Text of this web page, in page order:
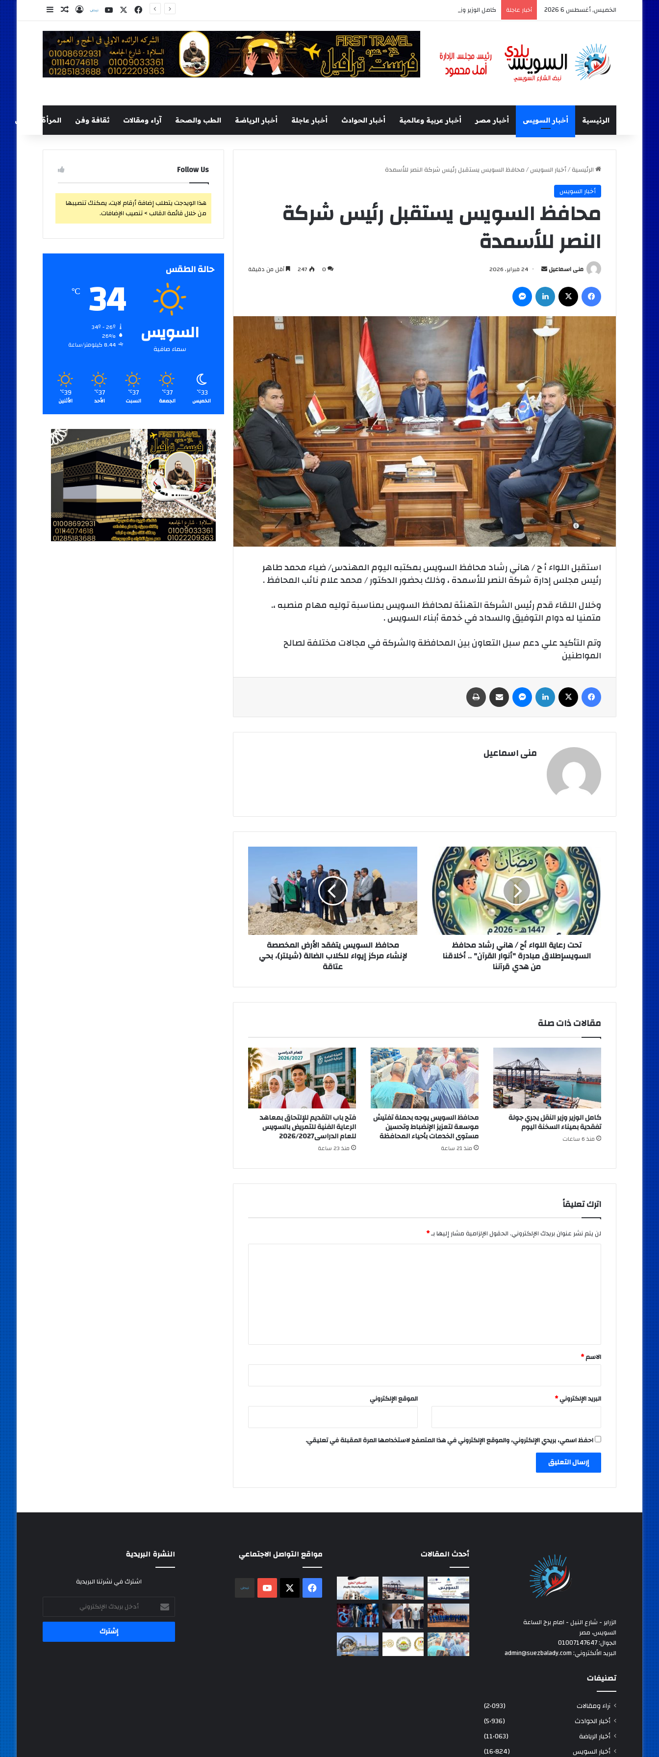
الخميس, أغسطس 6 2026 أخبار عاجلة كامل الوزير وزير النقل يجري جولة تفقدية بميناء السخنة اليوم فيسبوك
‫X
‫YouTube
نلضتسجيل الدخول
مقال عشوائي
إضافة عمود
الرئيسية أخبار السويس أخبار مصر أخبار عربية وعالمية أخبار الحوادث أخبار عاجلة أخبار الرياضة الطب والصحة آراء ومقالات ثقافة وفن المرأة والطفل
الرئيسية/أخبار السويس/محافظ السويس يستقبل رئيس شركة النصر للأسمدة
أخبار السويس
محافظ السويس يستقبل رئيس شركة
النصر للأسمدة
منى اسماعيل
أرسل
إلكترونيا
24 فبراير، 2026 0
247 أقل من دقيقة
فيسبوك لينكدإن
استقبل اللواء أ ح / هاني رشاد محافظ السويس بمكتبه اليوم المهندس/ ضياء محمد طاهر
رئيس مجلس إدارة شركة النصر للأسمدة ، وذلك بحضور الدكتور / محمد علام نائب المحافظ .
وخلال اللقاء قدم رئيس الشركة التهنئة لمحافظ السويس بمناسبة توليه مهام منصبه ،.
متمنيا له دوام التوفيق والسداد في خدمة أبناء السويس .
وتم التأكيد علي دعم سبل التعاون بين المحافظة والشركة في مجالات مختلفة لصالح
المواطنين
فيسبوك لينكدإن ماسنجر مشاركة عبر البريد
منى اسماعيل
رعاية
اللواء
أح
/
هاني
رشاد
محافظ
السويسإطلاق
"أنوار
أخلاقنا
هدي
تحت رعاية اللواء أح / هاني رشاد محافظ
السويسإطلاق مبادرة "أنوار القرآن" .. أخلاقنا
من هدي قرآننا
الأرض
لإنشاء
مركز
إيواء
للكلاب
(شيلتر)،
محافظ السويس يتفقد الأرض المخصصة
لإنشاء مركز إيواء للكلاب الضالة (شيلتر)، بحي
عتاقة
مقالات ذات صلة
كامل الوزير وزير النقل يجري جولة
تفقدية بميناء السخنة اليوم
منذ 6 ساعات
محافظ السويس يوجه بحملة تفتيش
موسعة لتعزيز الإنضباط وتحسين
مستوى الخدمات بأحياء المحافظة
منذ 21 ساعة
فتح باب التقديم للإلتحاق بمعاهد
الرعاية الفنية للتمريض بالسويس
للعام الدراسى2026/2027
منذ 23 ساعة
اترك تعليقاً
لن يتم نشر عنوان بريدك الإلكتروني.الحقول الإلزامية مشار إليها بـ*
*
الاسم*
البريد الإلكتروني* الموقع الإلكتروني
احفظ اسمي، بريدي الإلكتروني، والموقع الإلكتروني في هذا المتصفح لاستخدامها المرة المقبلة في تعليقي.
Follow Us
هذا الويدجت يتطلب إضافة أرقام لايت، يمكنك تنصيبها
من خلال قائمة القالب > تنصيب الإضافات.
حالة الطقس
السويس
سماء صافية
34
℃
26%
8.44 كيلومتر/ساعة
33
℃
الخميس
37
℃
الجمعة
37
℃
السبت
37
℃
الأحد
39
℃
الأثنين
الزراير - شارع النيل - امام برج الساعة
السويس، مصر
الجوال: 01007147647
البريد الألكتروني: admin@suezbalady.com
تصنيفات
آراء ومقالات
(2٬093)
أخبار الحوادث
(5٬936)
أخبار الرياضة
(11٬063)
أخبار السويس
(16٬824)
أحدث المقالات مواقع التواصل الاجتماعي
فيسبوك
‫X
‫YouTube
النشرة البريدية
اشترك في نشرتنا البريدية
أدخل
بريدك
الإلكتروني